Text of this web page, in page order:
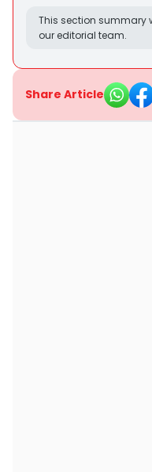
This section summary
our editorial team.
Share Article